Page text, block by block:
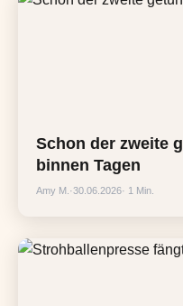
Schon der zweite
binnen Tagen
Amy M. ·30.06.2026· 1 Min.